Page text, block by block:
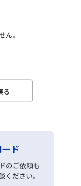
ん。
る
ド
のご依頼も
ください。